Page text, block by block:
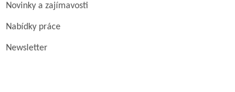
Novinky a zajímavosti
Nabídky práce
Newsletter